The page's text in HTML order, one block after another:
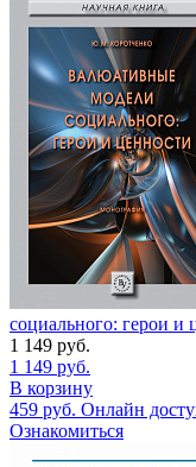
социального: герои и
1 149 руб.
1 149 руб.
В корзину
459 руб. Онлайн
Ознакомиться